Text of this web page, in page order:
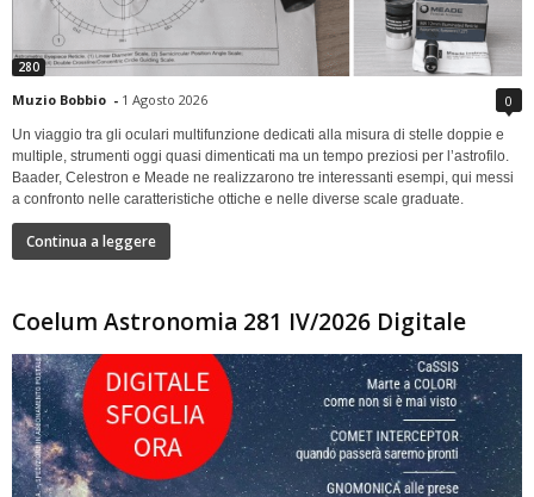
280
Muzio Bobbio - 1 Agosto 2026 0
Un viaggio tra gli oculari multifunzione dedicati alla misura di stelle doppie e
multiple, strumenti oggi quasi dimenticati ma un tempo preziosi per l’astrofilo.
Baader, Celestron e Meade ne realizzarono tre interessanti esempi, qui messi
a confronto nelle caratteristiche ottiche e nelle diverse scale graduate.
Continua a leggere
Coelum Astronomia 281 IV/2026 Digitale